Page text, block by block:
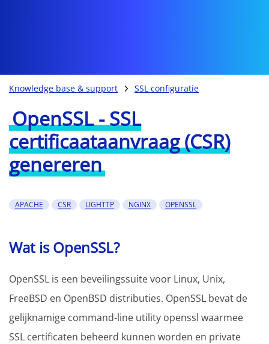
Knowledge base & support SSL configuratie
OpenSSL - SSL
certificaataanvraag (CSR)
genereren
APACHE CSR LIGHTTP NGINX OPENSSL
Wat is OpenSSL?
OpenSSL is een beveilingssuite voor Linux, Unix,
FreeBSD en OpenBSD distributies. OpenSSL bevat de
gelijknamige command-line utility openssl waarmee
SSL certificaten beheerd kunnen worden en private